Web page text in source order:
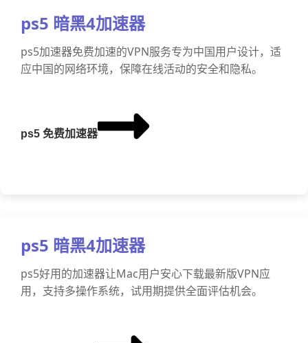
ps5 暗黑4加速器
ps5加速器免费加速的VPN服务专为中国用户设计，适
应中国的网络环境，保障在线活动的安全和隐私。
ps5 免费加速器
ps5 暗黑4加速器
ps5好用的加速器让Mac用户安心下载最新版VPN应
用，支持多操作系统，试用期提供全面评估机会。